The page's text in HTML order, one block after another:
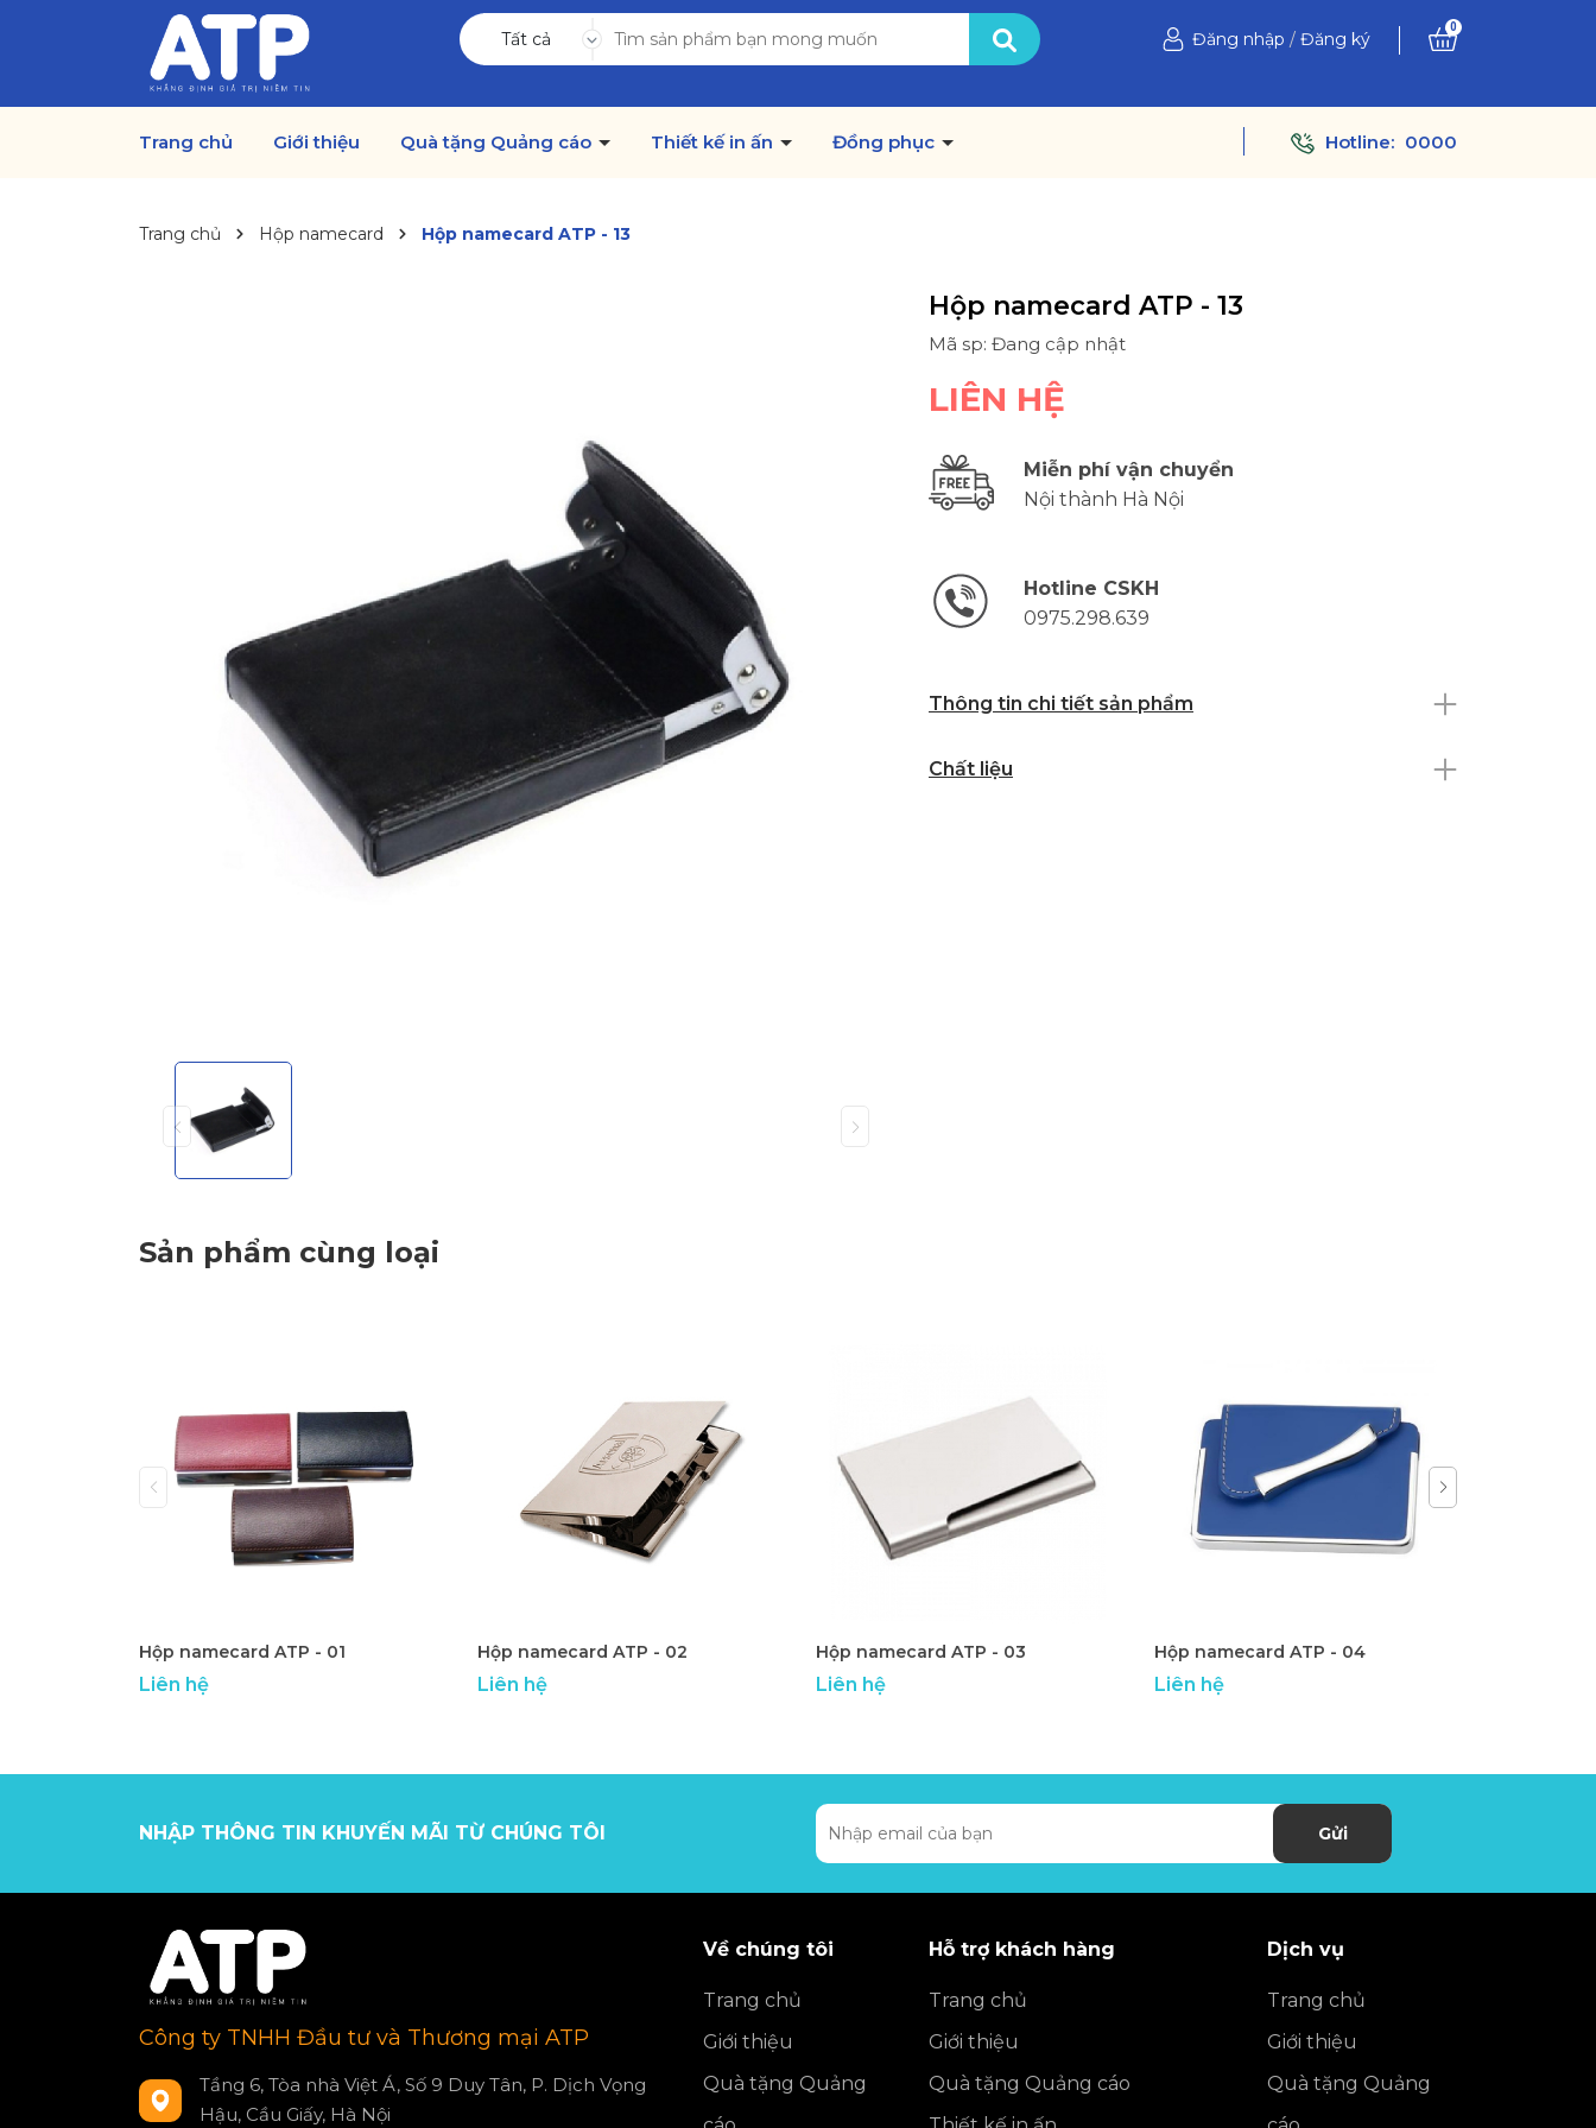
Tất cả Đăng nhập / Đăng ký
0
Trang chủ Giới thiệu Quà tặng Quảng cáo Thiết kế in ấn Đồng phục Hotline: 0000
Trang chủ Hộp namecard Hộp namecard ATP - 13
Hộp namecard ATP - 13
Mã sp: Đang cập nhật
LIÊN HỆ
Miễn phí vận chuyển
Nội thành Hà Nội
Hotline CSKH
0975.298.639
Thông tin chi tiết sản phẩm
Chất liệu
Sản phẩm cùng loại
Hộp namecard ATP - 01
Liên hệ
Hộp namecard ATP - 02
Liên hệ
Hộp namecard ATP - 03
Liên hệ
Hộp namecard ATP - 04
Liên hệ
NHẬP THÔNG TIN KHUYẾN MÃI TỪ CHÚNG TÔI Gửi
Công ty TNHH Đầu tư và Thương mại ATP
Tầng 6, Tòa nhà Việt Á, Số 9 Duy Tân, P. Dịch Vọng
Hậu, Cầu Giấy, Hà Nội
Về chúng tôi
Trang chủ
Giới thiệu
Quà tặng Quảng
Hỗ trợ khách hàng
Trang chủ
Giới thiệu
Quà tặng Quảng cáo
Dịch vụ
Trang chủ
Giới thiệu
Quà tặng Quảng